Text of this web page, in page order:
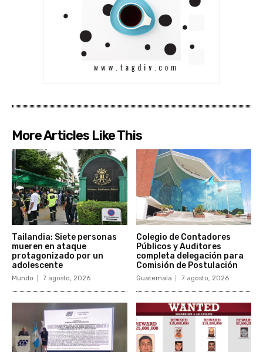
More Articles Like This
Tailandia: Siete personas
mueren en ataque
protagonizado por un
adolescente
Mundo 7 agosto, 2026
Colegio de Contadores
Públicos y Auditores
completa delegación para
Comisión de Postulación
Guatemala 7 agosto, 2026